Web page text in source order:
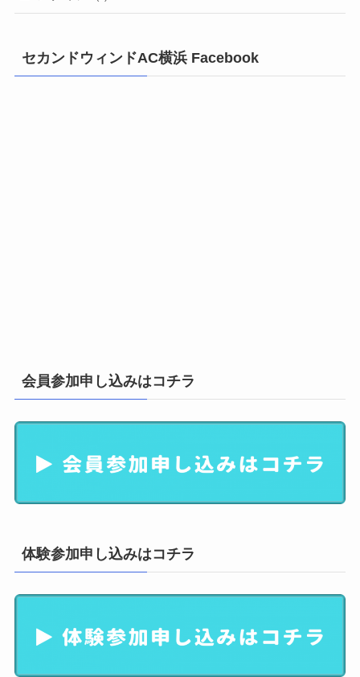
セカンドウィンドAC横浜 Facebook
会員参加申し込みはコチラ
体験参加申し込みはコチラ